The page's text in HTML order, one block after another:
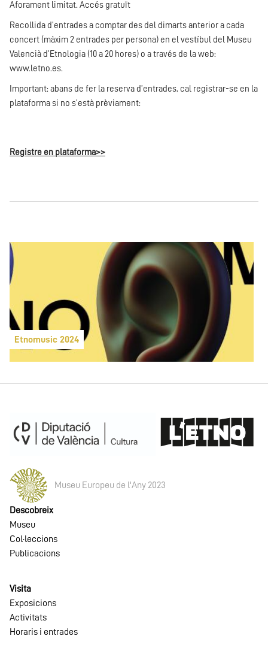
Aforament limitat. Accés gratuït
Recollida d’entrades a comptar des del dimarts anterior a cada
concert (màxim 2 entrades per persona) en el vestíbul del Museu
Valencià d’Etnologia (10 a 20 hores) o a través de la web:
www.letno.es.
Important: abans de fer la reserva d’entrades, cal registrar-se en la
plataforma si no s’està prèviament:
Registre en plataforma>>
Etnomusic 2024
Museu Europeu de l'Any 2023
Descobreix
Museu
Col·leccions
Publicacions
Visita
Exposicions
Activitats
Horaris i entrades